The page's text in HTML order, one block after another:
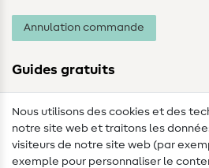
Annulation commande
Guides gratuits
Lexique de couture
Tutos de couture
Nous utilisons des cookies et des
notre site web et traitons les
visiteurs de notre site web (par
exemple pour personnaliser le